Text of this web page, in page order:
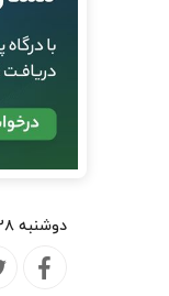
دوشنبه ۲۸ دی ۱۳۸۸ - ۱۱:۰۹